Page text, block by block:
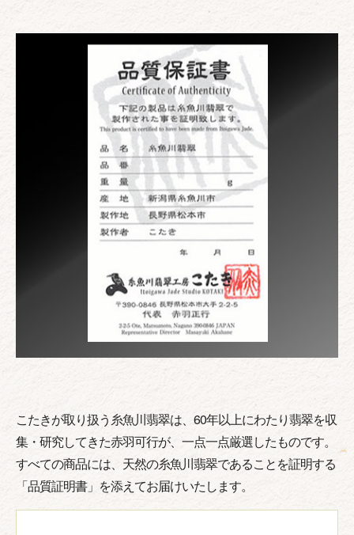
こたきが取り扱う糸魚川翡翠は、60年以上にわたり翡翠を収
集・研究してきた赤羽可行が、一点一点厳選したものです。
すべての商品には、天然の糸魚川翡翠であることを証明する
「品質証明書」を添えてお届けいたします。